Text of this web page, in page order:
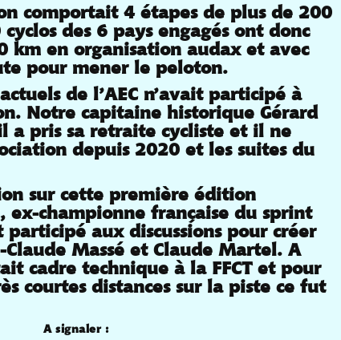
comportait 4 étapes de plus de 200
des 6 pays engagés ont donc
km en organisation audax et avec
pour mener le peloton.
de l’AEC n’avait participé à
Notre capitaine historique Gérard
a pris sa retraite cycliste et il ne
depuis 2020 et les suites du
sur cette première édition
ex-championne française du sprint
aux discussions pour créer
Claude Massé et Claude Martel. A
cadre technique à la FFCT et pour
courtes distances sur la piste ce fut
A signaler :